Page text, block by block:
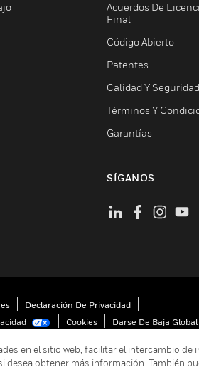
Acuerdos De
Final
Código Abierto
Patentes
Calidad Y
Términos Y
Garantías
SÍGANOS
Declaración De Privacidad
Cookies Darse De Baja Global
en el sitio web, facilitar el intercambio de
desea obtener más información. También